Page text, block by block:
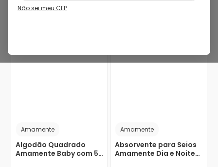
Não sei meu CEP
Amamente
Algodão Quadrado
Amamente Baby com 50
Amamente
Absorvente para Seios
Amamente Dia e Noite